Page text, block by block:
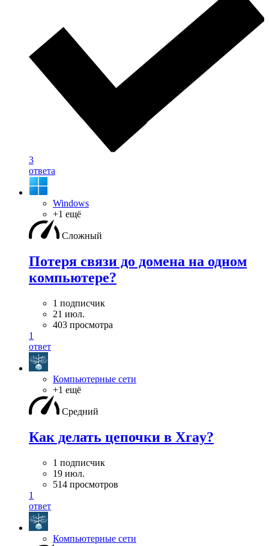
3
ответа
Windows
+1 ещё
Сложный
Потеря связи до домена на одном
компьютере?
1 подписчик
21 июл.
403 просмотра
1
ответ
Компьютерные сети
+1 ещё
Средний
Как делать цепочки в Xray?
1 подписчик
19 июл.
514 просмотров
1
ответ
Компьютерные сети